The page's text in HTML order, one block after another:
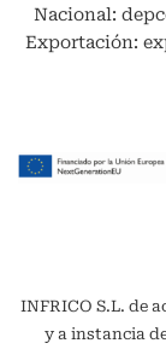
Nacional:
Exportación:
INFRICO S.L. de
y a instancia